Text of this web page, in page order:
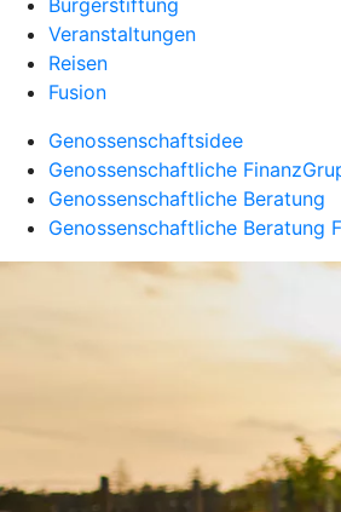
Bürgerstiftung
Veranstaltungen
Reisen
Fusion
Genossenschaftsidee
Genossenschaftliche
Genossenschaftliche Beratung
Genossenschaftliche Beratung